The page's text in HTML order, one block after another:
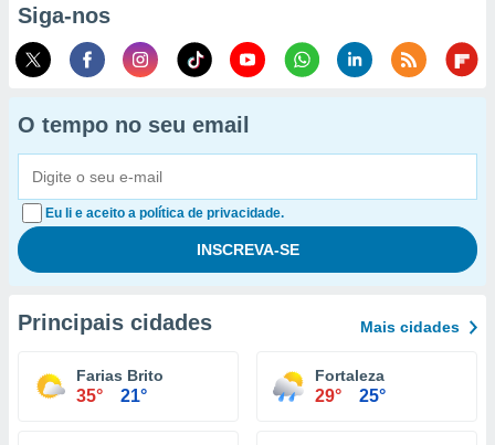
Siga-nos
O tempo no seu email
Eu li e aceito a política de privacidade.
Principais cidades Mais cidades
Farias Brito
35° 21°
Fortaleza
29° 25°